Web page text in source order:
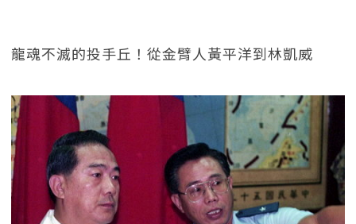
龍魂不滅的投手丘！從金臂人黃平洋到林凱威